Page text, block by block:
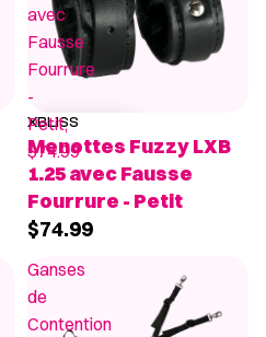
avec
Fausse
Fourrure
-
Petit,
$74.99
XBLISS
Menottes Fuzzy LXB
1.25 avec Fausse
Fourrure - Petit
$74.99
Ganses
de
Contention